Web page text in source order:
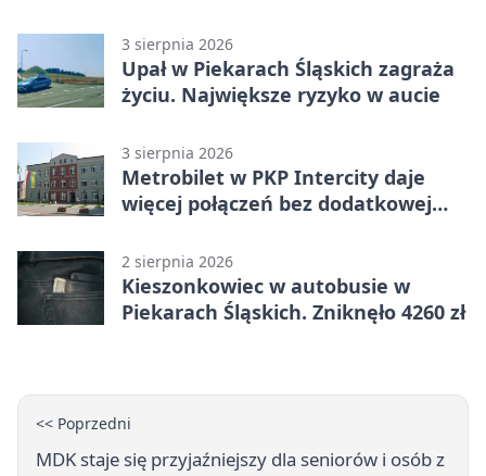
3 sierpnia 2026
Upał w Piekarach Śląskich zagraża
życiu. Największe ryzyko w aucie
3 sierpnia 2026
Metrobilet w PKP Intercity daje
więcej połączeń bez dodatkowej
2 sierpnia 2026
Kieszonkowiec w autobusie w
Piekarach Śląskich. Zniknęło 4260 zł
<< Poprzedni
MDK staje się przyjaźniejszy dla seniorów i osób z